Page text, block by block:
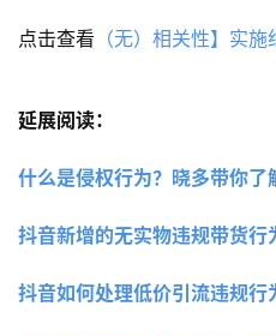
点击查看 （无）相关性】实施
延展阅读：
什么是侵权行为？晓多带你了
抖音新增的无实物违规带货行
抖音如何处理低价引流违规行